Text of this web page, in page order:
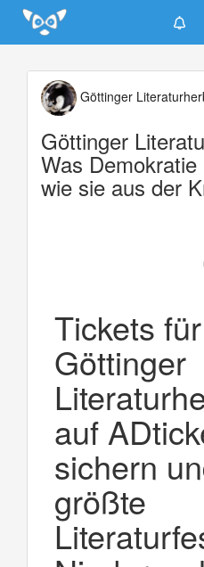
Update cookies preferences
Göttinger
Göttinger
Was
wie sie aus der
Tickets
Göttinger
auf
sichern
größte